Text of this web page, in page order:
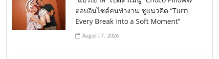
ตอบอินไซด์คนทำงาน ชูแนวคิด “Turn
Every Break into a Soft Moment”
August 7, 2026